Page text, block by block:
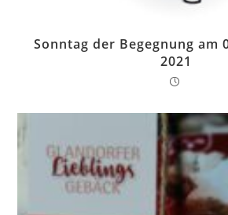
Sonntag der Begegnung am
2021